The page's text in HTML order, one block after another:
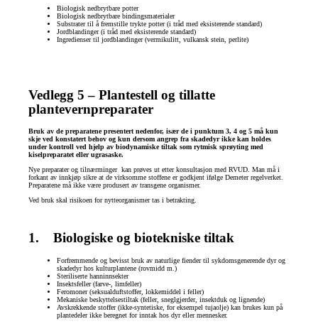
Biologisk nedbrytbare potter
Biologisk nedbrytbare bindingsmaterialer
Substrater til å fremstille trykte potter (i tråd med eksisterende standard)
Jordblandinger (i tråd med eksisterende standard)
Ingredienser til jordblandinger (vermikulitt, vulkansk stein, perlite)
Vedlegg 5 – Plantestell og tillatte
plantevernpreparater
Bruk av de preparatene presentert nedenfor, især de i punktum 3, 4 og 5 må kun
skje ved konstatert behov og kun dersom angrep fra skadedyr ikke kan holdes
under kontroll ved hjelp av biodynamiske tiltak som rytmisk sprøyting med
kiselpreparatet eller ugrasaske.
Nye preparater og tilnærminger kan prøves ut etter konsultasjon med RVUD. Man må i
forkant av innkjøp sikre at de virksomme stoffene er godkjent ifølge Demeter regelverket.
Preparatene må ikke være produsert av transgene organismer.
Ved bruk skal risikoen for nytteorganismer tas i betrakting.
1. Biologiske og biotekniske tiltak
Forfremmende og bevisst bruk av naturlige fiender til sykdomsgenerende dyr og
skadedyr hos kulturplantene (rovmidd m.)
Steriliserte hanninnsekter
Insektsfeller (farve-, limfeller)
Feromoner (seksualduftstoffer, lokkemiddel i feller)
Mekaniske beskyttelsestiltak (feller, sneglgjerder, insektduk og lignende)
Avskrekkende stoffer (ikke-syntetiske, for eksempel tujaolje) kan brukes kun på
plantedeler ikke beregnet for inntak hos dyr eller mennesker.